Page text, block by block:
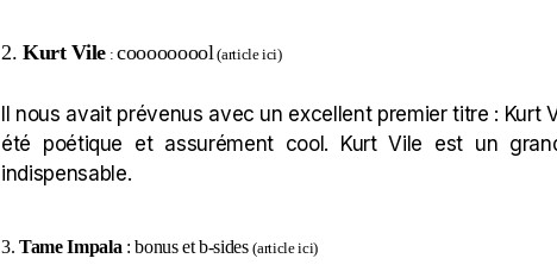
2. Kurt Vile: cooooooool(article ici)
Il nous avait prévenus avec un excellent premier titre :
été poétique et assurément cool. Kurt Vile est un
indispensable.
3. Tame Impala : bonus et b-sides (article ici)